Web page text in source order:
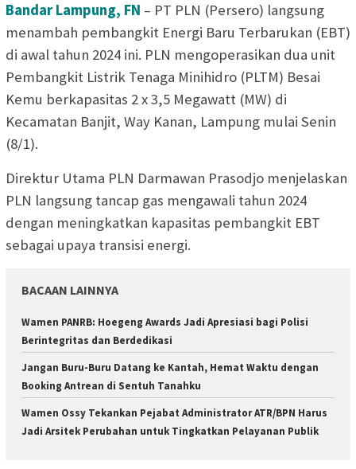
Bandar Lampung, FN – PT PLN (Persero) langsung
menambah pembangkit Energi Baru Terbarukan (EBT)
di awal tahun 2024 ini. PLN mengoperasikan dua unit
Pembangkit Listrik Tenaga Minihidro (PLTM) Besai
Kemu berkapasitas 2 x 3,5 Megawatt (MW) di
Kecamatan Banjit, Way Kanan, Lampung mulai Senin
(8/1).
Direktur Utama PLN Darmawan Prasodjo menjelaskan
PLN langsung tancap gas mengawali tahun 2024
dengan meningkatkan kapasitas pembangkit EBT
sebagai upaya transisi energi.
BACAAN LAINNYA
Wamen PANRB: Hoegeng Awards Jadi Apresiasi bagi Polisi
Berintegritas dan Berdedikasi
Jangan Buru-Buru Datang ke Kantah, Hemat Waktu dengan
Booking Antrean di Sentuh Tanahku
Wamen Ossy Tekankan Pejabat Administrator ATR/BPN Harus
Jadi Arsitek Perubahan untuk Tingkatkan Pelayanan Publik